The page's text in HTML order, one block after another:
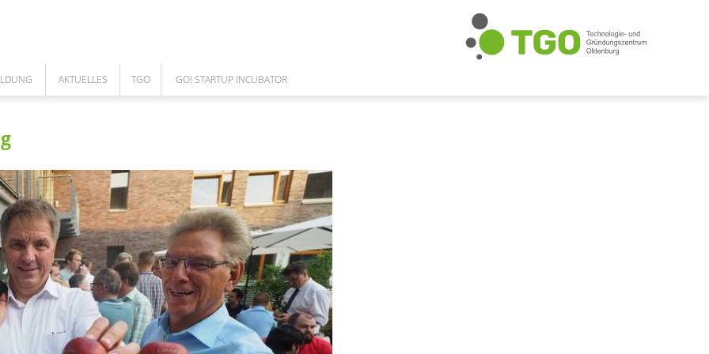
AKTUELLES TGO
UNSERE LEISTUNGEN
MEILENSTEINE DES TGO
GESELLSCHAFTER
AUFSICHTSRAT
FÖRDERUNGEN
CAFE BISTRO - CLOUD
GO! STARTUP INCUBATOR
GO! CORPORATES